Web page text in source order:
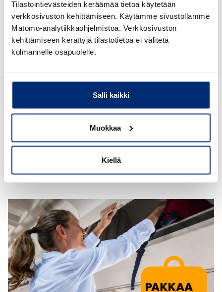
Tilastointievästeiden keräämää tietoa käytetään
verkkosivuston kehittämiseen. Käytämme sivustollamme
Matomo-analytiikkaohjelmistoa. Verkkosivuston
kehittämiseen kerättyjä tilastotietoa ei välitetä
kolmannelle osapuolelle.
Salli kaikki
Muokkaa
Kiellä
30.06.2026 | Liikenne
Vanhaa ajokorttia ei tarvitse
enää palauttaa Traficomille
Toukokuun jälkeen vanhaa ajokorttia ei tarvitse
enää palauttaa Traficomille, vaan sen voi mitätöidä
Lue lisää vanhan ajokortin hävittämisestä